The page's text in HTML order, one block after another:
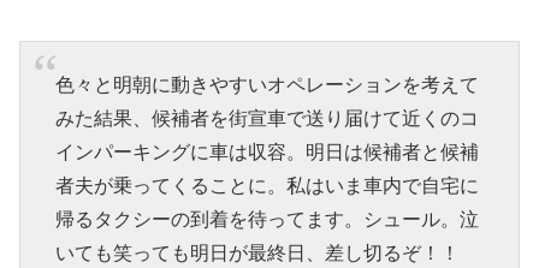
色々と明朝に動きやすいオペレーションを考えて
みた結果、候補者を街宣車で送り届けて近くのコ
インパーキングに車は収容。明日は候補者と候補
者夫が乗ってくることに。私はいま車内で自宅に
帰るタクシーの到着を待ってます。シュール。泣
いても笑っても明日が最終日、差し切るぞ！！